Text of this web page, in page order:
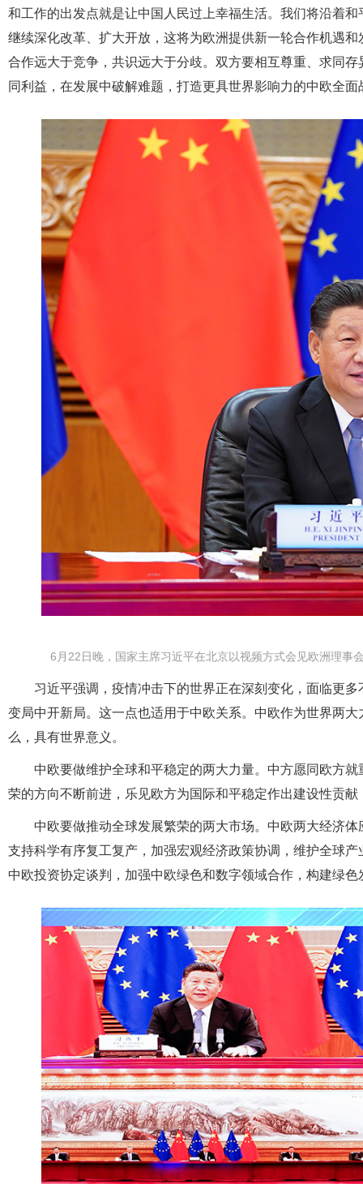
和工作的出发点就是让中国人民过上幸福生活。我们将沿着
继续深化改革、扩大开放，这将为欧洲提供新一轮合作机遇
合作远大于竞争，共识远大于分歧。双方要相互尊重、求同
同利益，在发展中破解难题，打造更具世界影响力的中欧全面
6月22日晚，国家主席习近平在北京以视频方式会见欧洲理事
习近平强调，疫情冲击下的世界正在深刻变化，面临更
变局中开新局。这一点也适用于中欧关系。中欧作为世界两
么，具有世界意义。
中欧要做维护全球和平稳定的两大力量。中方愿同欧方
荣的方向不断前进，乐见欧方为国际和平稳定作出建设性贡
中欧要做推动全球发展繁荣的两大市场。中欧两大经济
支持科学有序复工复产，加强宏观经济政策协调，维护全球
中欧投资协定谈判，加强中欧绿色和数字领域合作，构建绿